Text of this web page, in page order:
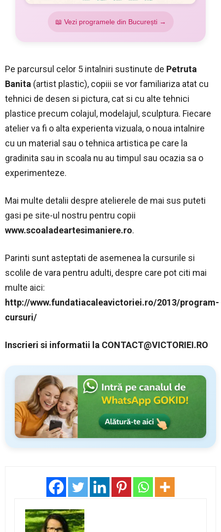
📖 Vezi programele din București →
Pe parcursul celor 5 intalniri sustinute de Petruta
Banita (artist plastic), copiii se vor familiariza atat cu
tehnici de desen si pictura, cat si cu alte tehnici
plastice precum colajul, modelajul, sculptura. Fiecare
atelier va fi o alta experienta vizuala, o noua intalnire
cu un material sau o tehnica artistica pe care la
gradinita sau in scoala nu au timpul sau ocazia sa o
experimenteze.
Mai multe detalii despre atelierele de mai sus puteti
gasi pe site-ul nostru pentru copii
www.scoaladeartesimaniere.ro.
Parinti sunt asteptati de asemenea la cursurile si
scolile de vara pentru adulti, despre care pot citi mai
multe aici:
http://www.fundatiacaleavictoriei.ro/2013/program-
cursuri/
Inscrieri si informatii la CONTACT@VICTORIEI.RO